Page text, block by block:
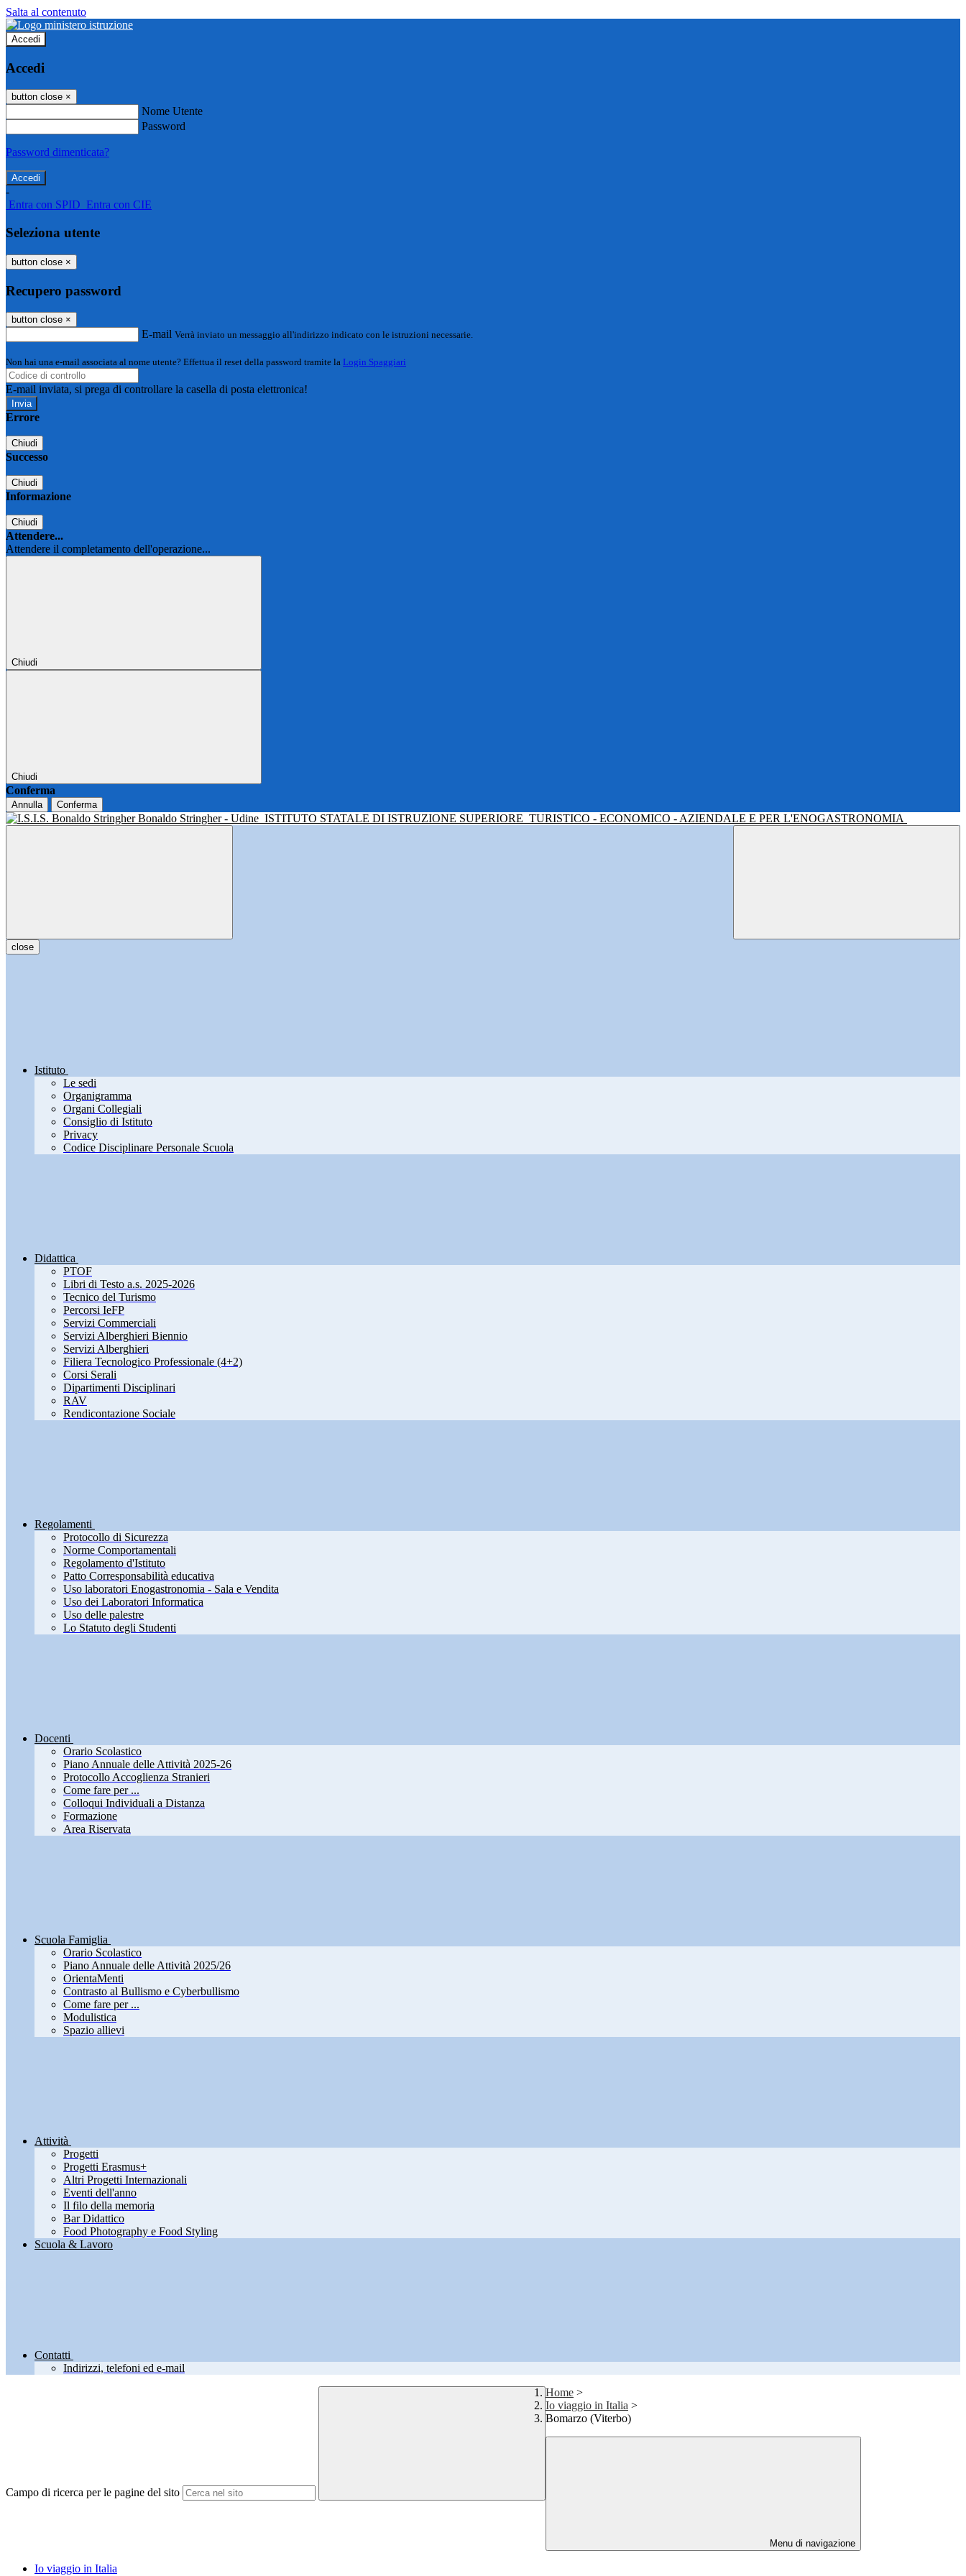
Salta al contenuto
Accedi
Accedi
button close ×
Nome Utente
Password
Password dimenticata?
-
Entra con SPID Entra con CIE
Seleziona utente
button close ×
Recupero password
button close ×
E-mail Verrà inviato un messaggio all'indirizzo indicato con le istruzioni necessarie.
Non hai una e-mail associata al nome utente? Effettua il reset della password tramite la Login Spaggiari
E-mail inviata, si prega di controllare la casella di posta elettronica!
Errore
Chiudi
Successo
Chiudi
Informazione
Chiudi
Attendere...
Attendere il completamento dell'operazione...
Chiudi
Chiudi
Conferma
Annulla Conferma
Bonaldo Stringher - Udine ISTITUTO STATALE DI ISTRUZIONE SUPERIORE TURISTICO - ECONOMICO - AZIENDALE E PER L'ENOGASTRONOMIA
close
Istituto
Le sedi
Organigramma
Organi Collegiali
Consiglio di Istituto
Privacy
Codice Disciplinare Personale Scuola
Didattica
PTOF
Libri di Testo a.s. 2025-2026
Tecnico del Turismo
Percorsi IeFP
Servizi Commerciali
Servizi Alberghieri Biennio
Servizi Alberghieri
Filiera Tecnologico Professionale (4+2)
Corsi Serali
Dipartimenti Disciplinari
RAV
Rendicontazione Sociale
Regolamenti
Protocollo di Sicurezza
Norme Comportamentali
Regolamento d'Istituto
Patto Corresponsabilità educativa
Uso laboratori Enogastronomia - Sala e Vendita
Uso dei Laboratori Informatica
Uso delle palestre
Lo Statuto degli Studenti
Docenti
Orario Scolastico
Piano Annuale delle Attività 2025-26
Protocollo Accoglienza Stranieri
Come fare per ...
Colloqui Individuali a Distanza
Formazione
Area Riservata
Scuola Famiglia
Orario Scolastico
Piano Annuale delle Attività 2025/26
OrientaMenti
Contrasto al Bullismo e Cyberbullismo
Come fare per ...
Modulistica
Spazio allievi
Attività
Progetti
Progetti Erasmus+
Altri Progetti Internazionali
Eventi dell'anno
Il filo della memoria
Bar Didattico
Food Photography e Food Styling
Scuola & Lavoro
Contatti
Indirizzi, telefoni ed e-mail
Campo di ricerca per le pagine del sito
Home >
Io viaggio in Italia >
Bomarzo (Viterbo)
Menu di navigazione
Io viaggio in Italia